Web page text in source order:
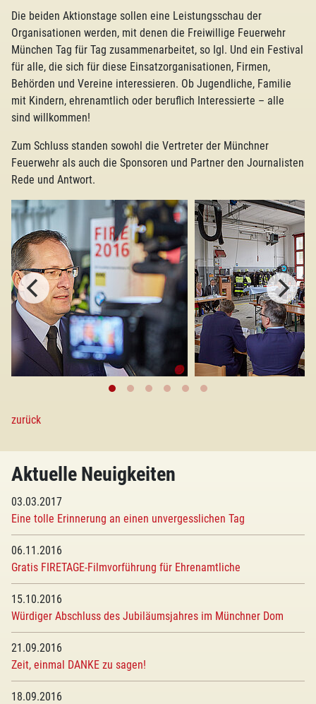
Die beiden Aktionstage sollen eine Leistungsschau der
Organisationen werden, mit denen die Freiwillige Feuerwehr
München Tag für Tag zusammenarbeitet, so Igl. Und ein Festival
für alle, die sich für diese Einsatzorganisationen, Firmen,
Behörden und Vereine interessieren. Ob Jugendliche, Familie
mit Kindern, ehrenamtlich oder beruflich Interessierte – alle
sind willkommen!
Zum Schluss standen sowohl die Vertreter der Münchner
Feuerwehr als auch die Sponsoren und Partner den Journalisten
Rede und Antwort.
zurück
Aktuelle Neuigkeiten
03.03.2017
Eine tolle Erinnerung an einen unvergesslichen Tag
06.11.2016
Gratis FIRETAGE-Filmvorführung für Ehrenamtliche
15.10.2016
Würdiger Abschluss des Jubiläumsjahres im Münchner Dom
21.09.2016
Zeit, einmal DANKE zu sagen!
18.09.2016